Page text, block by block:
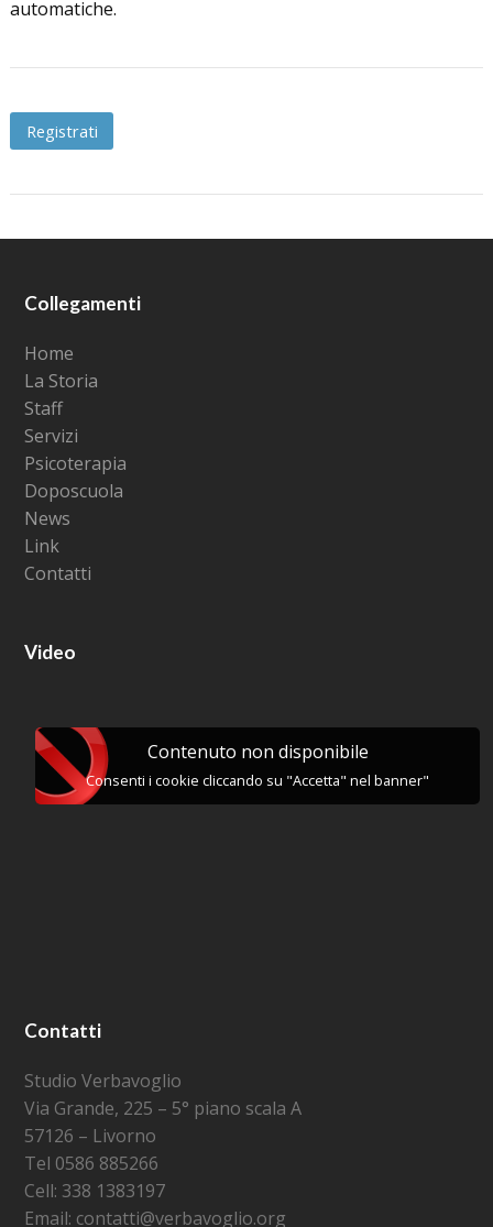
automatiche.
Registrati
Collegamenti
Home
La Storia
Staff
Servizi
Psicoterapia
Doposcuola
News
Link
Contatti
Video
Contenuto non disponibile
Consenti i cookie cliccando su "Accetta" nel banner"
Contatti
Studio Verbavoglio
Via Grande, 225 – 5° piano scala A
57126 – Livorno
Tel 0586 885266
Cell: 338 1383197
Email: contatti@verbavoglio.org